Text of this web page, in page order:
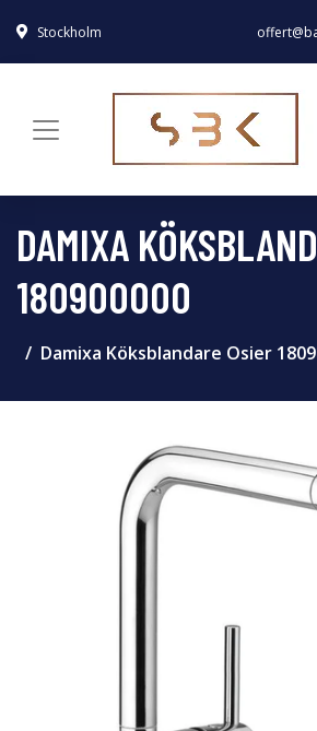
Stockholm
DAMIXA
180900000
Damixa Köksblandare Osier